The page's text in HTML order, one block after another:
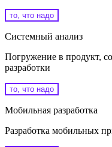
то, что надо
Системный анализ
Погружение в продукт,
разработки
то, что надо
Мобильная разработка
Разработка мобильных